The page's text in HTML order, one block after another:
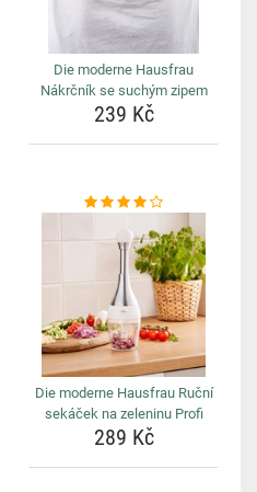
Die moderne Hausfrau
Nákrčník se suchým zipem
239 Kč
Die moderne Hausfrau Ruční
sekáček na zeleninu Profi
289 Kč